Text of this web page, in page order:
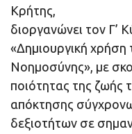
Κρήτης,
διοργανώνει τον Γ’
«Δημιουργική χρήση
Νοημοσύνης», με
ποιότητας της ζωής
απόκτησης
δεξιοτήτων σε